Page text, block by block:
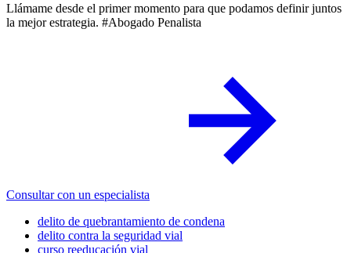
Llámame desde el primer momento para que podamos definir juntos
la mejor estrategia. #Abogado Penalista
Consultar con un especialista
delito de quebrantamiento de condena
delito contra la seguridad vial
curso reeducación vial